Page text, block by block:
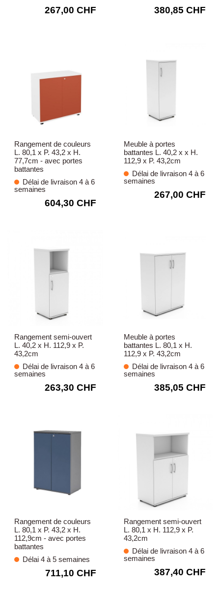
267,00 CHF 380,85 CHF
Rangement de couleurs
L. 80,1 x P. 43,2 x H.
77,7cm - avec portes
battantes
Délai de livraison 4 à 6
semaines
604,30 CHF
Meuble à portes
battantes L. 40,2 x x H.
112,9 x P. 43,2cm
Délai de livraison 4 à 6
semaines
267,00 CHF
Rangement semi-ouvert
L. 40,2 x H. 112,9 x P.
43,2cm
Délai de livraison 4 à 6
semaines
263,30 CHF
Meuble à portes
battantes L. 80,1 x H.
112,9 x P. 43,2cm
Délai de livraison 4 à 6
semaines
385,05 CHF
Rangement de couleurs
L. 80,1 x P. 43,2 x H.
112,9cm - avec portes
battantes
Délai 4 à 5 semaines
711,10 CHF
Rangement semi-ouvert
L. 80,1 x H. 112,9 x P.
43,2cm
Délai de livraison 4 à 6
semaines
387,40 CHF